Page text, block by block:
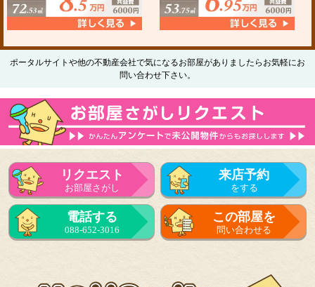
ポータルサイトや他の不動産会社で気になるお部屋がありましたらお気軽にお
問い合わせ下さい。
リクエスト
お部屋さがし
来店予約
をする
電話する
088-652-3016
この部屋を
問い合わせる